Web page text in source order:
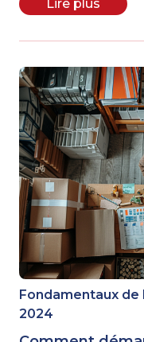
Lire plus
Fondamentaux
2024